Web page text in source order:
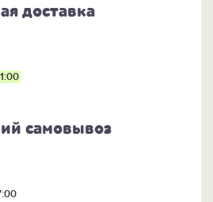
доставка
самовывоз